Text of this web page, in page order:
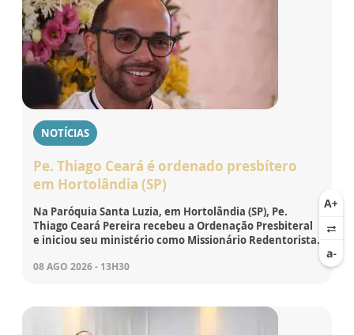
NOTÍCIAS
Pe. Thiago Ceará é ordenado presbítero
em Hortolândia (SP)
Na Paróquia Santa Luzia, em Hortolândia (SP), Pe.
Thiago Ceará Pereira recebeu a Ordenação Presbiteral
e iniciou seu ministério como Missionário Redentorista.
08 AGO 2026 - 13H30